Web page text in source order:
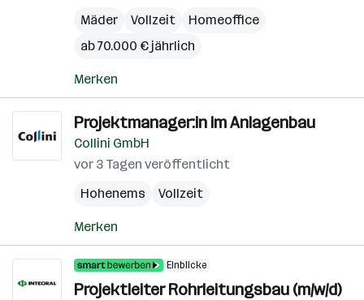
Mäder
Vollzeit
Homeoffice
ab 70.000 € jährlich
Merken
Projektmanager:in im Anlagenbau
Collini GmbH
vor 3 Tagen veröffentlicht
Hohenems
Vollzeit
Merken
Einblicke
Projektleiter Rohrleitungsbau (m/w/d)